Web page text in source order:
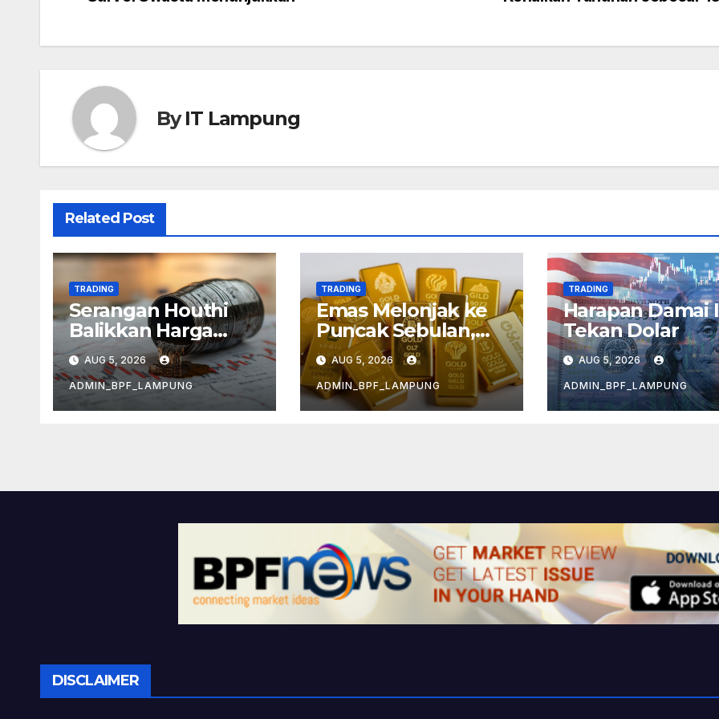
ByIT Lampung
Related Post
TRADING
Serangan Houthi
Balikkan Harga
Minyak
AUG 5, 2026
ADMIN_BPF_LAMPUNG
TRADING
Emas Melonjak ke
Puncak Sebulan,
Kekhawatiran
Inflasi Mereda
AUG 5, 2026
ADMIN_BPF_LAMPUNG
TRADING
Harapan Damai
Tekan Dolar
AUG 5, 2026
ADMIN_BPF_LAMPUNG
DISCLAIMER